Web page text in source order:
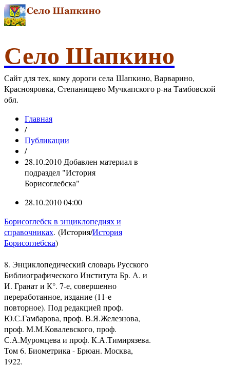
Село Шапкино
Сайт для тех, кому дороги села Шапкино, Варварино,
Краснояровка, Степанищево Мучкапского р-на Тамбовской
обл.
Главная
/
Публикации
/
28.10.2010 Добавлен материал в
подраздел "История
Борисоглебска"
28.10.2010 04:00
Борисоглебск в энциклопедиях и
справочниках. (История/История
Борисоглебска)
8. Энциклопедический словарь Русского
Библиографического Института Бр. А. и
И. Гранат и К°. 7-е, совершенно
переработанное, издание (11-е
повторное). Под редакцией проф.
Ю.С.Гамбарова, проф. В.Я.Железнова,
проф. М.М.Ковалевского, проф.
С.А.Муромцева и проф. К.А.Тимирязева.
Том 6. Биометрика - Брюан. Москва,
1922.